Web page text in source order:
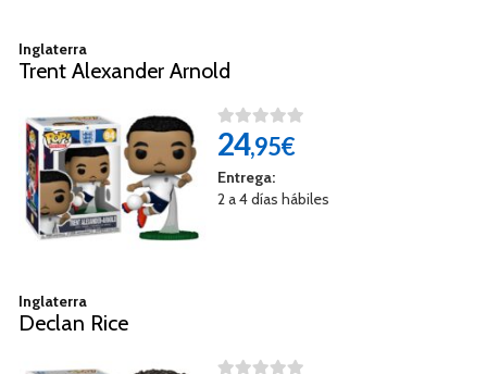
Inglaterra
Trent Alexander Arnold
24,95€
Entrega:
2 a 4 días hábiles
Inglaterra
Declan Rice